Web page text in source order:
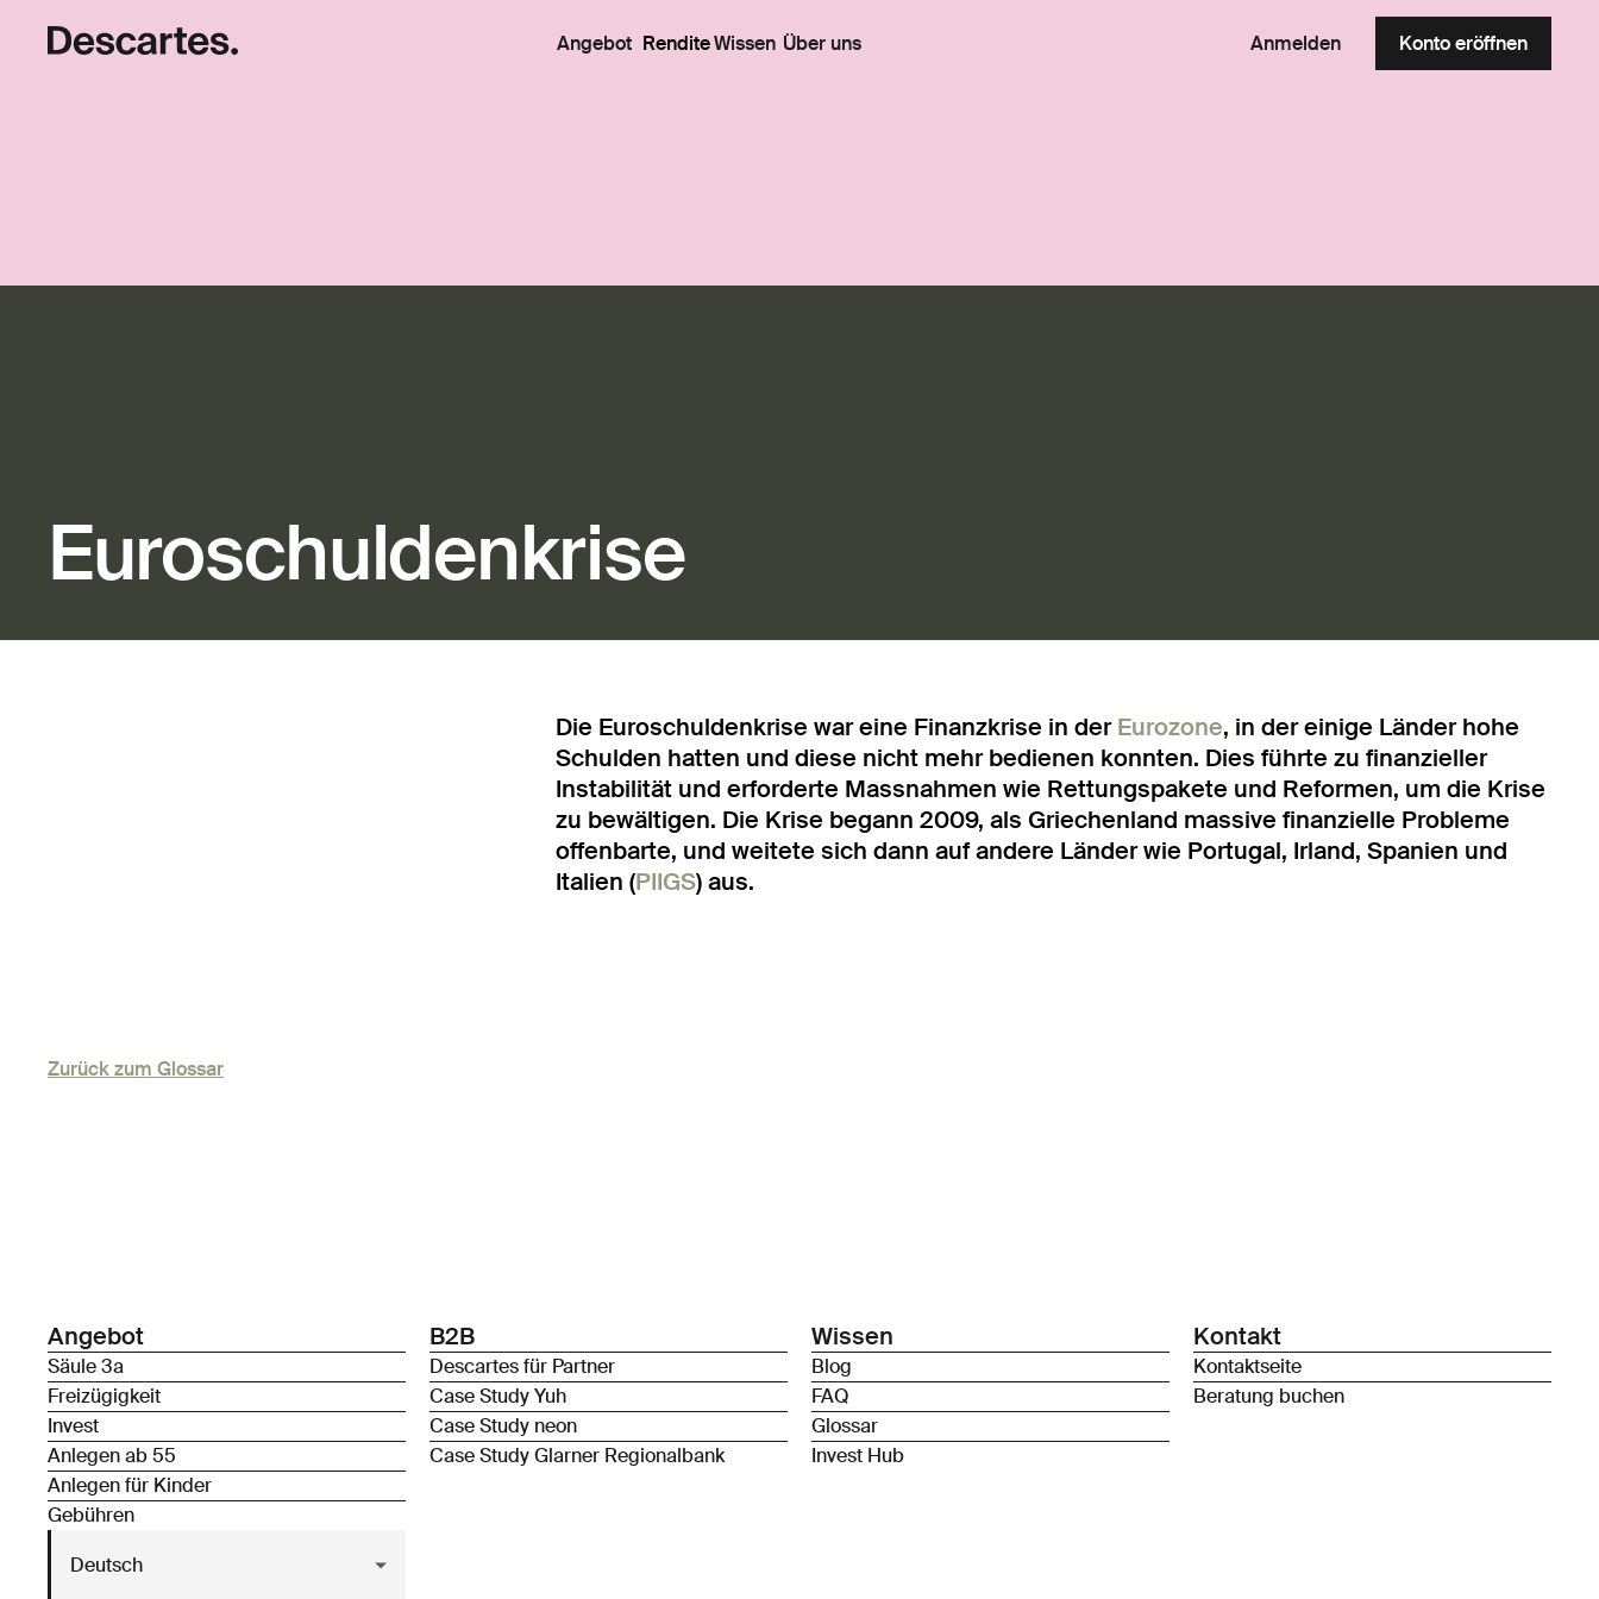
Angebot RenditeWissen Über uns Anmelden Konto eröffnen
Euroschuldenkrise
Die Euroschuldenkrise war eine Finanzkrise in derEurozone, in der einige Länder hohe
Schulden hatten und diese nicht mehr bedienen konnten. Dies führte zu finanzieller
Instabilität und erforderte Massnahmen wie Rettungspakete und Reformen, um die Krise
zu bewältigen. Die Krise begann 2009, als Griechenland massive finanzielle Probleme
offenbarte, und weitete sich dann auf andere Länder wie Portugal, Irland, Spanien und
Italien (PIIGS) aus.
Zurück zum Glossar
Angebot
Säule 3a
Freizügigkeit
Invest
Anlegen ab 55
Anlegen für Kinder
Gebühren
B2B
Descartes für Partner
Case Study Yuh
Case Study neon
Case Study Glarner Regionalbank
Wissen
Blog
FAQ
Glossar
Invest Hub
Kontakt
Kontaktseite
Beratung buchen
Deutsch